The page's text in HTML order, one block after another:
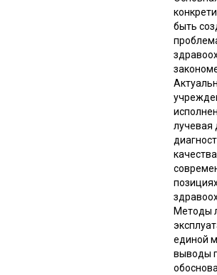
быть
лучевая
Методы
единой
выводы